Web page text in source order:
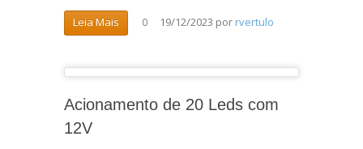
Leia Mais 0 19/12/2023 por rvertulo
Acionamento de 20 Leds com
12V